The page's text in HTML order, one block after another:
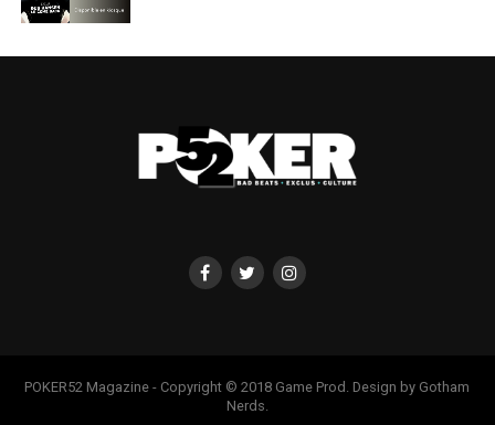
POKER52 Magazine - Copyright © 2018 Game Prod. Design by Gotham
Nerds.